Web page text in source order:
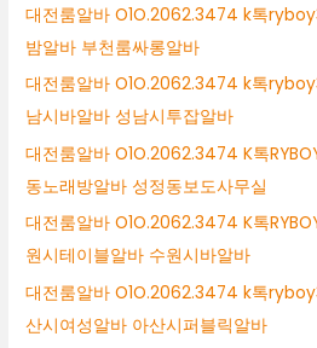
대전룸알바 O1O.2062.3474 k톡
밤알바 부천룸싸롱알바
대전룸알바 O1O.2062.3474 k톡
남시바알바 성남시투잡알바
대전룸알바 O1O.2062.3474 K톡
동노래방알바 성정동보도사무실
대전룸알바 O1O.2062.3474 K톡
원시테이블알바 수원시바알바
대전룸알바 O1O.2062.3474 k톡
산시여성알바 아산시퍼블릭알바